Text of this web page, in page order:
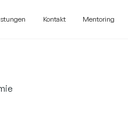
Kontakt Mentoring